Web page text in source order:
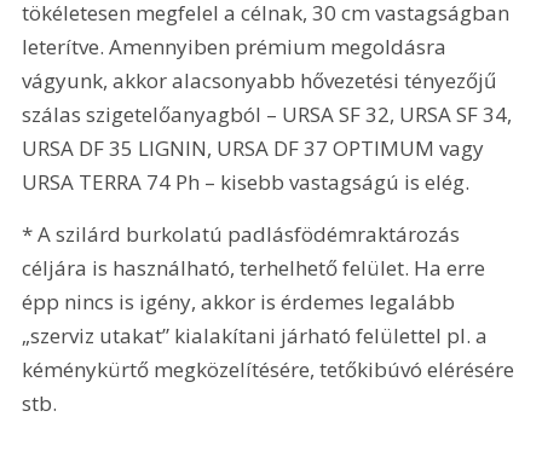
tökéletesen megfelel a célnak, 30 cm vastagságban
leterítve. Amennyiben prémium megoldásra
vágyunk, akkor alacsonyabb hővezetési tényezőjű
szálas szigetelőanyagból – URSA SF 32, URSA SF 34,
URSA DF 35 LIGNIN, URSA DF 37 OPTIMUM vagy
URSA TERRA 74 Ph – kisebb vastagságú is elég.
* A szilárd burkolatú padlásfödémraktározás
céljára is használható, terhelhető felület. Ha erre
épp nincs is igény, akkor is érdemes legalább
„szerviz utakat” kialakítani járható felülettel pl. a
kéménykürtő megközelítésére, tetőkibúvó elérésére
stb.